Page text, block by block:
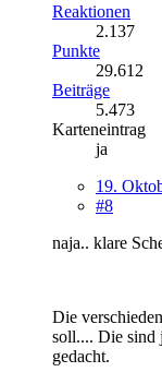
Reaktionen
2.137
Punkte
29.612
Beiträge
5.473
Karteneintrag
ja
19.
#8
naja.. klare
Die
soll.... Die sind
gedacht.